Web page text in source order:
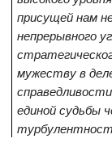
присущей нам
непрерывного
мужеству в
единой судьбы